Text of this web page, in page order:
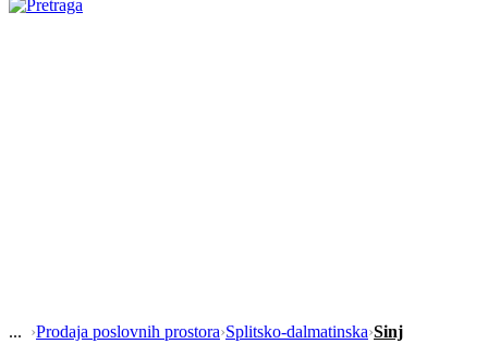
›Prodaja poslovnih prostora›Splitsko-dalmatinska›Sinj